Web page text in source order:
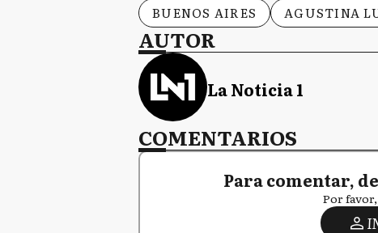
BUENOS AIRES
AGUSTINA
AUTOR
La Noticia 1
COMENTARIOS
Para comentar,
Por